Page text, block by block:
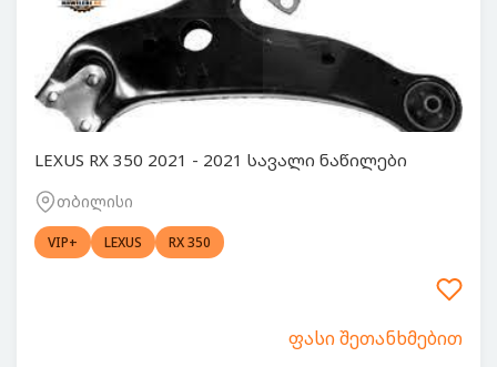
LEXUS RX 350 2021 - 2021 სავალი ნაწილები
თბილისი
VIP+ LEXUS RX 350
ფასი შეთანხმებით